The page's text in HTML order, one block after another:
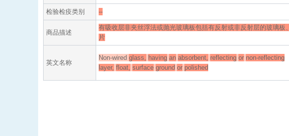
检验检疫类别 --
商品描述
有吸收层非夹丝浮法或抛光玻璃板包括有反射或非反射层的玻璃板、
片
英文名称
Non-wired glass, having an absorbent, reflecting or non-reflecting
layer, float, surface ground or polished